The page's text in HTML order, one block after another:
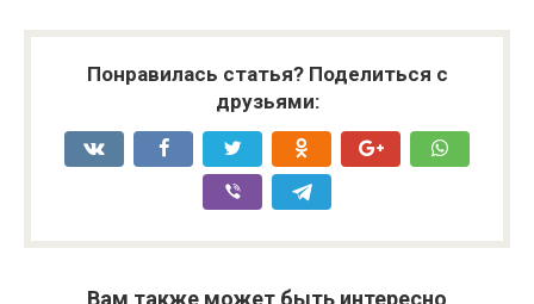
Понравилась статья? Поделиться с
друзьями:
Вам также может быть интересно